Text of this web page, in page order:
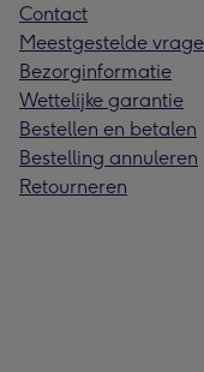
Contact
Meestgestelde
Bezorginformatie
Wettelijke garantie
Bestellen en betalen
Bestelling annuleren
Retourneren